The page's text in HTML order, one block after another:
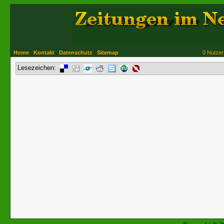
Home Kontakt Datenschutz Sitemap 0
Lesezeichen: